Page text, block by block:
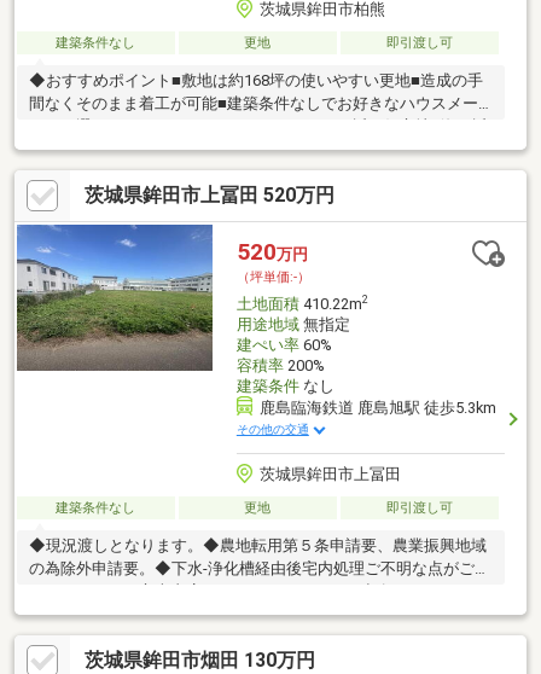
茨城県鉾田市柏熊
建築条件なし 更地 即引渡し可
◆おすすめポイント■敷地は約168坪の使いやすい更地■造成の手
間なくそのまま着工が可能■建築条件なしでお好きなハウスメー
く落ち着いた住環境◆周辺環境■鉾田南小学校まで徒歩43分■鉾田
南中学校まで徒歩44分■ビックハウス鉾田店まで徒歩18分■新鉾田
駅まで車で8分◆ご案内更地のため現地をご覧いただきやすい土
地です。マイホームの新築をご検討の方はお気軽にお問い合わせ
ください。
茨城県鉾田市上冨田 520万円
520万円
（坪単価:-）
土地面積410.22m2
用途地域無指定
建ぺい率60%
容積率200%
建築条件なし
鹿島臨海鉄道 鹿島旭駅 徒歩5.3km
その他の交通
茨城県鉾田市上冨田
建築条件なし 更地 即引渡し可
◆現況渡しとなります。◆農地転用第５条申請要、農業振興地域
の為除外申請要。◆下水-浄化槽経由後宅内処理ご不明な点がござ
茨城県鉾田市烟田 130万円